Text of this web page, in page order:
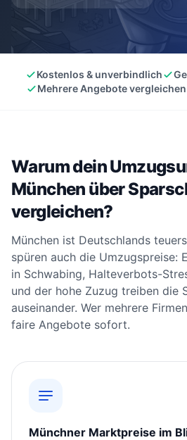
Kostenlos & unverbindlich
Mehrere Angebote vergleichen
Warum dein
München über
vergleichen?
München ist Deutschlands
spüren auch die Umzugspreise:
in Schwabing, Halteverbots-
und der hohe Zuzug treiben die
auseinander. Wer mehrere
faire Angebote sofort.
Münchner Marktpreise im